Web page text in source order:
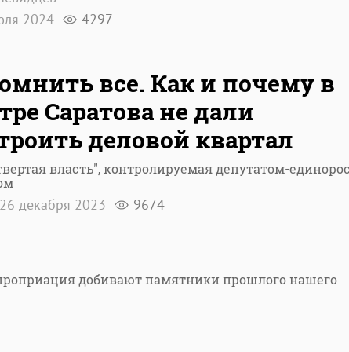
2024
4297
все. Как и почему в
Саратова не дали
деловой квартал
власть", контролируемая депутатом-
26 декабря 2023 9674
добивают памятники прошлого нашего